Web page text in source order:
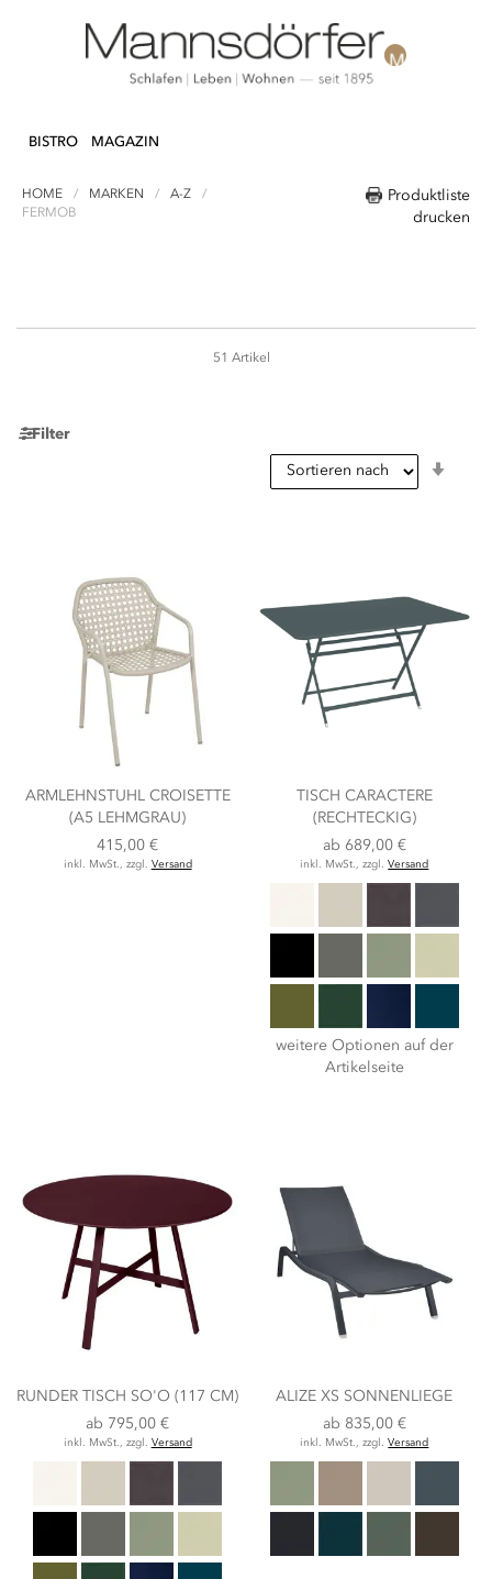
zum
BISTRO MAGAZIN
Produktliste
drucken
HOME MARKEN
A-Z
FERMOB
Filter
51 Artikel
ARMLEHNSTUHL CROISETTE
(A5 LEHMGRAU)
415,00 €
inkl. MwSt., zzgl. Versand
TISCH CARACTERE
(RECHTECKIG)
ab 689,00 €
inkl. MwSt., zzgl.Versand
weitere Optionen auf der
Artikelseite
RUNDER TISCH SO'O (117 CM)
ab 795,00 €
inkl. MwSt., zzgl. Versand
ALIZE XS SONNENLIEGE
ab 835,00 €
inkl. MwSt., zzgl.Versand